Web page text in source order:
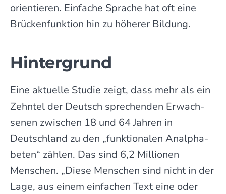
orientieren. Einfache Sprache hat oft eine
Brücken­funktion hin zu höherer Bildung.
Hintergrund
Eine aktuelle Studie zeigt, dass mehr als ein
Zehntel der Deutsch sprechenden Erwach­
senen zwischen 18 und 64 Jahren in
Deutsch­land zu den „funktionalen Analpha­
beten“ zählen. Das sind 6,2 Millionen
Menschen. „Diese Menschen sind nicht in der
Lage, aus einem ein­fachen Text eine oder